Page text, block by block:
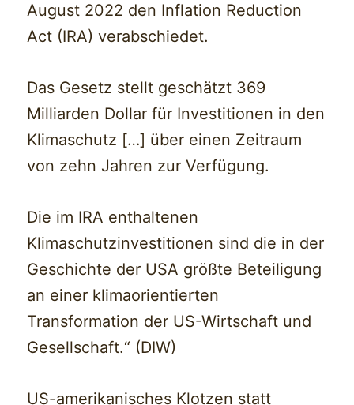
August 2022 den Inflation Reduction
Act (IRA) verabschiedet.
Das Gesetz stellt geschätzt 369
Milliarden Dollar für Investitionen in den
Klimaschutz […] über einen Zeitraum
von zehn Jahren zur Verfügung.
Die im IRA enthaltenen
Klimaschutzinvestitionen sind die in der
Geschichte der USA größte Beteiligung
an einer klimaorientierten
Transformation der US-Wirtschaft und
Gesellschaft.“ (DIW)
US-amerikanisches Klotzen statt